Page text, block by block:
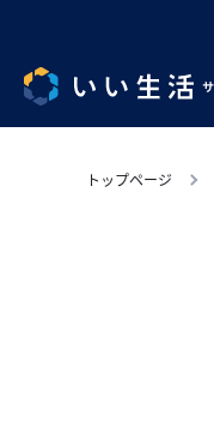
トップページ